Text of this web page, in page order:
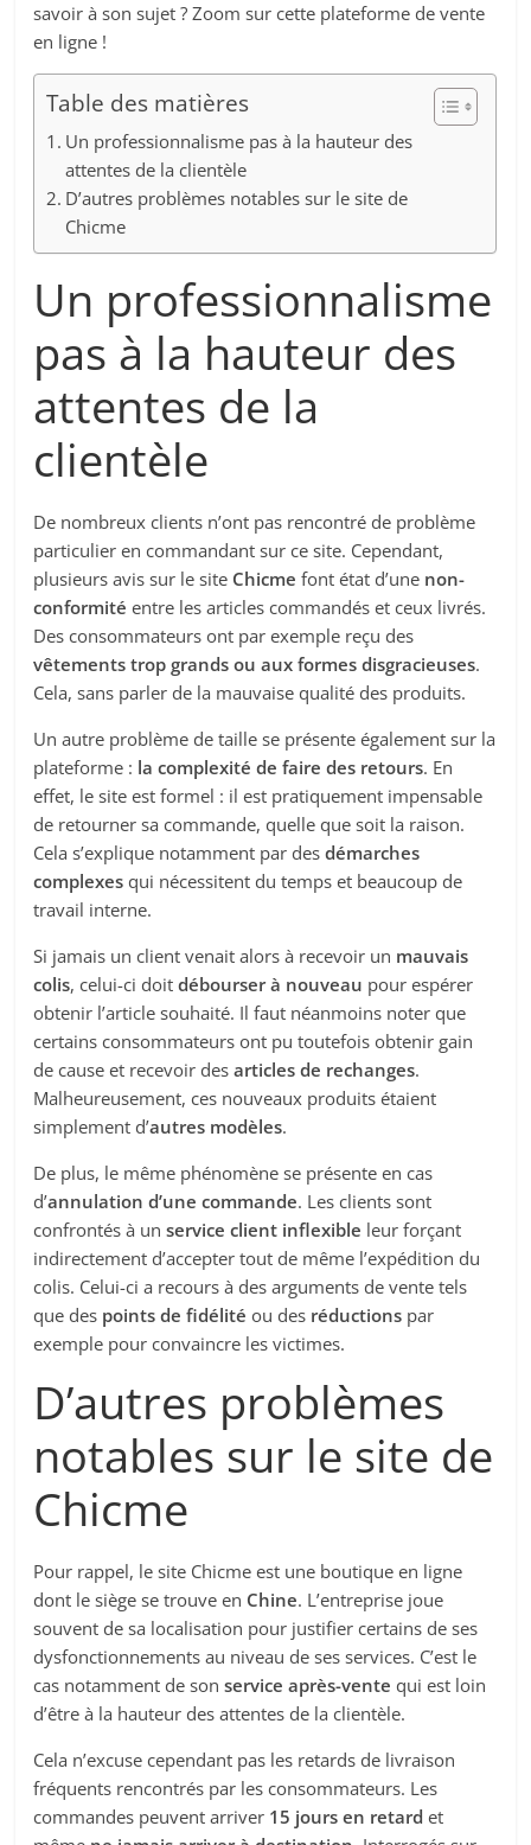
savoir à son sujet ? Zoom sur cette plateforme de vente
en ligne !
Table des matières
Un professionnalisme pas à la hauteur des
attentes de la clientèle
D’autres problèmes notables sur le site de
Chicme
Un professionnalisme
pas à la hauteur des
attentes de la
clientèle
De nombreux clients n’ont pas rencontré de problème
particulier en commandant sur ce site. Cependant,
plusieurs avis sur le site Chicme font état d’une non-
conformité entre les articles commandés et ceux livrés.
Des consommateurs ont par exemple reçu des
vêtements trop grands ou aux formes disgracieuses.
Cela, sans parler de la mauvaise qualité des produits.
Un autre problème de taille se présente également sur la
plateforme : la complexité de faire des retours. En
effet, le site est formel : il est pratiquement impensable
de retourner sa commande, quelle que soit la raison.
Cela s’explique notamment par desdémarches
complexes qui nécessitent du temps et beaucoup de
travail interne.
Si jamais un client venait alors à recevoir un mauvais
colis, celui-ci doitdébourser à nouveau pour espérer
obtenir l’article souhaité. Il faut néanmoins noter que
certains consommateurs ont pu toutefois obtenir gain
de cause et recevoir desarticles de rechanges.
Malheureusement, ces nouveaux produits étaient
simplement d’autres modèles.
De plus, le même phénomène se présente en cas
d’annulation d’une commande. Les clients sont
confrontés à unservice client inflexible leur forçant
indirectement d’accepter tout de même l’expédition du
colis. Celui-ci a recours à des arguments de vente tels
que des points de fidélité ou des réductions par
exemple pour convaincre les victimes.
D’autres problèmes
notables sur le site de
Chicme
Pour rappel, le site Chicme est une boutique en ligne
dont le siège se trouve en Chine. L’entreprise joue
souvent de sa localisation pour justifier certains de ses
dysfonctionnements au niveau de ses services. C’est le
cas notamment de sonservice après-vente qui est loin
d’être à la hauteur des attentes de la clientèle.
Cela n’excuse cependant pas les retards de livraison
fréquents rencontrés par les consommateurs. Les
commandes peuvent arriver 15 jours en retard et